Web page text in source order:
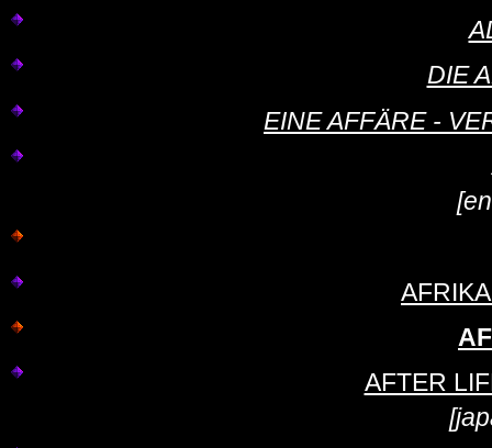
DIE
EINE AFFÄRE -
AFTER